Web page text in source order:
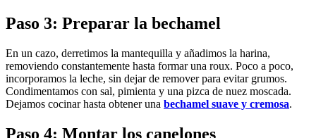
Paso 3: Preparar la bechamel
En un cazo, derretimos la mantequilla y añadimos la harina,
removiendo constantemente hasta formar una roux. Poco a poco,
incorporamos la leche, sin dejar de remover para evitar grumos.
Condimentamos con sal, pimienta y una pizca de nuez moscada.
Dejamos cocinar hasta obtener una bechamel suave y cremosa.
Paso 4: Montar los canelones